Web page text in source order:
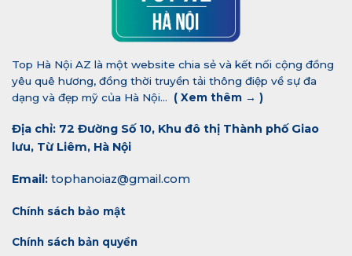
Top Hà Nội AZ là một website chia sẻ và kết nối cộng đồng
yêu quê hương, đồng thời truyền tải thông điệp về sự đa
dạng và đẹp mỹ của Hà Nội... ( Xem thêm → )
Địa chỉ: 72 Đường Số 10, Khu đô thị Thành phố Giao
lưu, Từ Liêm, Hà Nội
Email: tophanoiaz@gmail.com
Chính sách bảo mật
Chính sách bản quyền